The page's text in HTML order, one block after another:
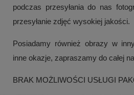
podczas przesyłania do nas
przesyłanie zdjęć wysokiej jakości.
Posiadamy również obrazy w
inne okazje, zapraszamy do całej
BRAK MOŻLIWOŚCI USŁUGI